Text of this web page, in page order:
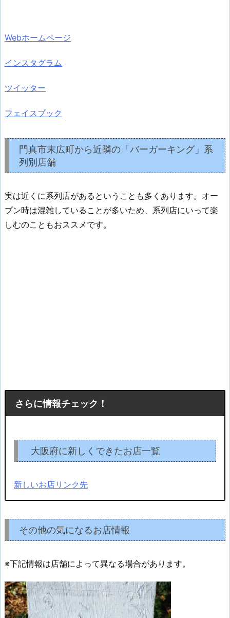
Webホームページ
インスタグラム
ツイッター
フェイスブック
門真市末広町から近隣の「バーガーキング」系
列別店舗
実は近くに系列店があるということも多くあります。オー
プン時は混雑していることが多いため、系列店にいって楽
しむのこともおススメです。
さらに情報チェック！
大阪府に新しくできたお店一覧
新しいお店リンク先
その他の気になるお店情報
※下記情報は店舗によって異なる場合があります。